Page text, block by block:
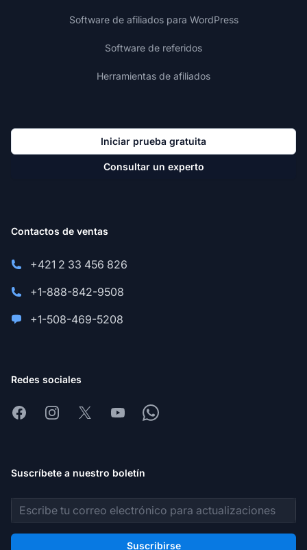
Software de afiliados para WordPress
Software de referidos
Herramientas de afiliados
Iniciar prueba gratuita
Consultar un experto
Contactos de ventas
+421 2 33 456 826
+1-888-842-9508
+1-508-469-5208
Redes sociales
FacebookInstagram
X YoutubeWhatsapp
Suscríbete a nuestro boletín
Dirección de correo electrónico
Suscribirse